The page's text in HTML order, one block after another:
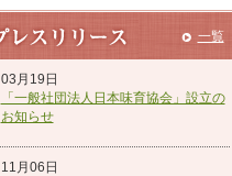
一覧
03月19日
「一般社団法人日本味育協会」設立の
お知らせ
11月06日